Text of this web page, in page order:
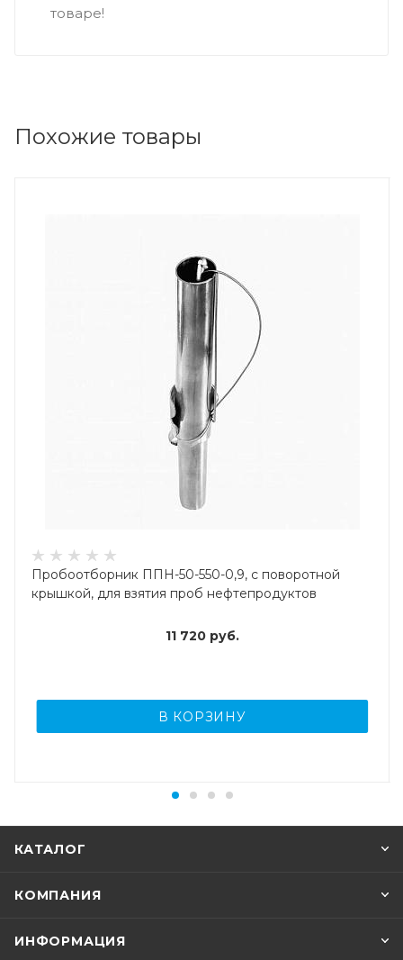
товаре!
Похожие товары
Пробоотборник ППН-50-550-0,9, с поворотной
крышкой, для взятия проб нефтепродуктов
11 720руб.
В КОРЗИНУ
КАТАЛОГ
КОМПАНИЯ
ИНФОРМАЦИЯ